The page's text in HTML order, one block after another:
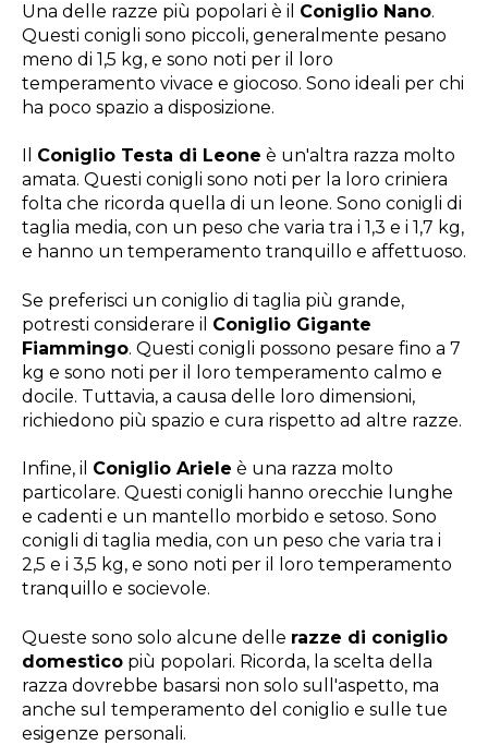
Una delle razze più popolari è il Coniglio Nano.
Questi conigli sono piccoli, generalmente pesano
meno di 1,5 kg, e sono noti per il loro
temperamento vivace e giocoso. Sono ideali per chi
ha poco spazio a disposizione.
Coniglio Testa di Leone è un'altra razza molto
amata. Questi conigli sono noti per la loro criniera
folta che ricorda quella di un leone. Sono conigli di
taglia media, con un peso che varia tra i 1,3 e i 1,7 kg,
e hanno un temperamento tranquillo e affettuoso.
Se preferisci un coniglio di taglia più grande,
potresti considerare il Coniglio Gigante
Fiammingo. Questi conigli possono pesare fino a 7
kg e sono noti per il loro temperamento calmo e
docile. Tuttavia, a causa delle loro dimensioni,
richiedono più spazio e cura rispetto ad altre razze.
Infine, il Coniglio Ariele è una razza molto
particolare. Questi conigli hanno orecchie lunghe
e cadenti e un mantello morbido e setoso. Sono
conigli di taglia media, con un peso che varia tra i
2,5 e i 3,5 kg, e sono noti per il loro temperamento
tranquillo e socievole.
Queste sono solo alcune delle razze di coniglio
domestico più popolari. Ricorda, la scelta della
razza dovrebbe basarsi non solo sull'aspetto, ma
anche sul temperamento del coniglio e sulle tue
esigenze personali.